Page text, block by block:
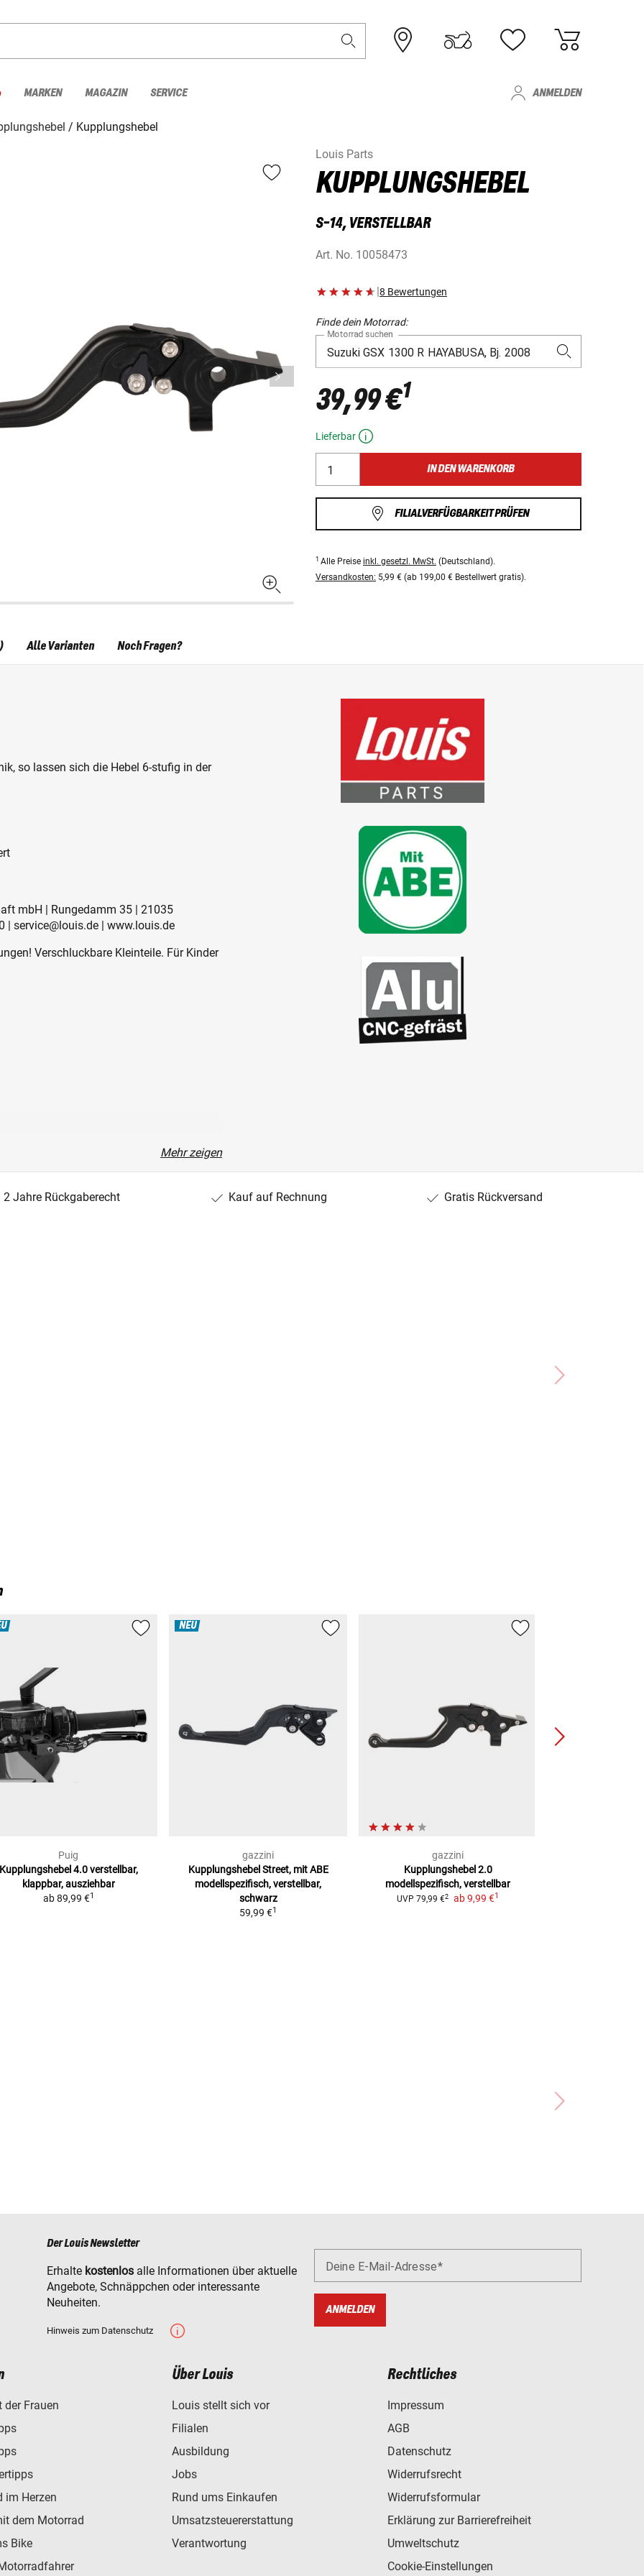
MARKEN MAGAZIN SERVICE ANMELDEN
Kupplungshebel
Louis Parts
KUPPLUNGSHEBEL
S-14, VERSTELLBAR
Art. No. 10058473
|8 Bewertungen
Finde dein Motorrad:
Motorrad suchen
39,99 €1
Lieferbar
IN DEN WARENKORB
FILIALVERFÜGBARKEIT PRÜFEN
1 Alle Preise inkl. gesetzl. MwSt. (Deutschland).
Versandkosten: 5,99 € (ab 199,00 € Bestellwert gratis).
so lassen sich die Hebel 6-stufig in der
mbH | Rungedamm 35 | 21035
| service@louis.de | www.louis.de
Verschluckbare Kleinteile. Für Kinder
Mehr zeigen
Alle Varianten Noch Fragen?
2 Jahre Rückgaberecht Kauf auf Rechnung Gratis Rückversand
Puig
Kupplungshebel 4.0 verstellbar,
klappbar, ausziehbar
ab 89,99 €1
NEU
gazzini
Kupplungshebel Street, mit ABE
modellspezifisch, verstellbar,
schwarz
59,99 €1
gazzini
Kupplungshebel 2.0
modellspezifisch, verstellbar
UVP 79,99 €2 ab 9,99 €1
Der Louis Newsletter
Erhalte kostenlos alle Informationen über aktuelle
Angebote, Schnäppchen oder interessante
Neuheiten.
Hinweis zum Datenschutz
Deine E-Mail-Adresse
ANMELDEN
der Frauen
im Herzen
dem Motorrad
Bike
Über Louis
Louis stellt sich vor
Filialen
Ausbildung
Jobs
Rund ums Einkaufen
Umsatzsteuererstattung
Verantwortung
Rechtliches
Impressum
AGB
Datenschutz
Widerrufsrecht
Widerrufsformular
Erklärung zur Barrierefreiheit
Umweltschutz
Cookie-Einstellungen